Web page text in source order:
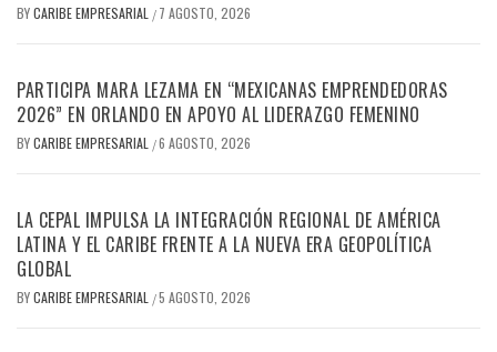
BYCARIBE EMPRESARIAL / 7 AGOSTO, 2026
PARTICIPA MARA LEZAMA EN “MEXICANAS EMPRENDEDORAS
2026” EN ORLANDO EN APOYO AL LIDERAZGO FEMENINO
BYCARIBE EMPRESARIAL /6 AGOSTO, 2026
LA CEPAL IMPULSA LA INTEGRACIÓN REGIONAL DE AMÉRICA
LATINA Y EL CARIBE FRENTE A LA NUEVA ERA GEOPOLÍTICA
GLOBAL
BYCARIBE EMPRESARIAL /5 AGOSTO, 2026